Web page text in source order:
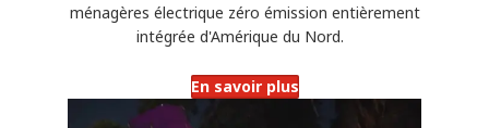
ménagères électrique zéro émission entièrement
intégrée d'Amérique du Nord.
En savoir plus